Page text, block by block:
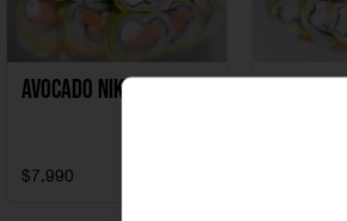
AVOCADO NIKKEI
$7.990